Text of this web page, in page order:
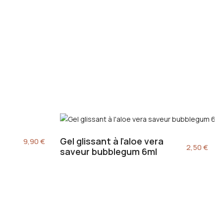
9,90€
Gel glissant à l’aloe vera
saveur bubblegum 6ml
2,50€